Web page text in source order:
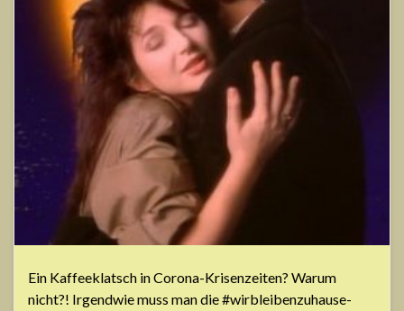
Ein Kaffeeklatsch in Corona-Krisenzeiten? Warum
nicht?! Irgendwie muss man die #wirbleibenzuhause-